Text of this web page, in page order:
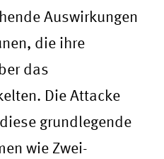
Auswirkungen
die ihre
das
Die Attacke
grundlegende
wie Zwei-